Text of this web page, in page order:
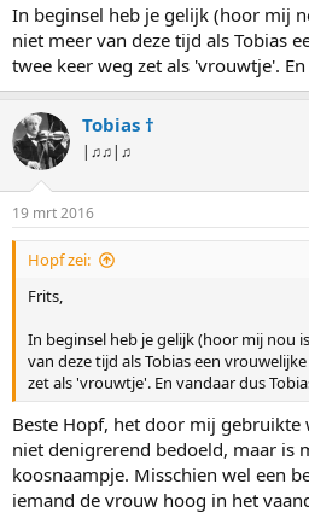
In beginsel heb je gelijk (hoor mij
niet meer van deze tijd als Tobias
twee keer weg zet als 'vrouwtje'.
Tobias †
|♫♫|♫
19 mrt 2016
Hopf zei:
Frits,
In beginsel heb je gelijk (hoor mij nou
van deze tijd als Tobias een
zet als 'vrouwtje'. En vandaar dus
Beste Hopf, het door mij
niet denigrerend bedoeld, maar is
koosnaampje. Misschien wel een
iemand de vrouw hoog in het